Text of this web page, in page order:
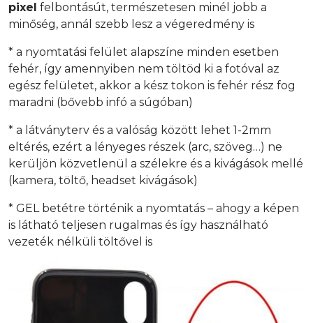
pixel felbontásút, természetesen minél jobb a
minőség, annál szebb lesz a végeredmény is
* a nyomtatási felület alapszíne minden esetben
fehér, így amennyiben nem töltöd ki a fotóval az
egész felületet, akkor a kész tokon is fehér rész fog
maradni (bővebb infó a súgóban)
* a látványterv és a valóság között lehet 1-2mm
eltérés, ezért a lényeges részek (arc, szöveg…) ne
kerüljön közvetlenül a szélekre és a kivágások mellé
(kamera, töltő, headset kivágások)
* GEL betétre történik a nyomtatás – ahogy a képen
is látható teljesen rugalmas és így használható
vezeték nélküli töltővel is